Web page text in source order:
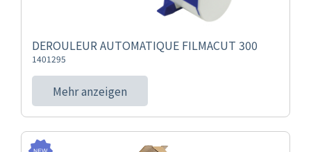
DEROULEUR AUTOMATIQUE FILMACUT 300
1401295
Mehr anzeigen